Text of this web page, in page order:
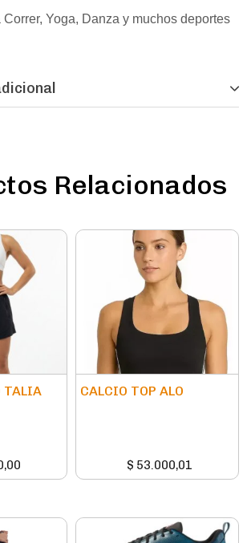
Yoga, Danza y muchos deportes
Relacionados
TALIA CALCIO TOP ALO
$ 53.000,01